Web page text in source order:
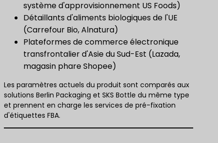
système d'approvisionnement US Foods)
Détaillants d'aliments biologiques de l'UE
(Carrefour Bio, Alnatura)
Plateformes de commerce électronique
transfrontalier d'Asie du Sud-Est (Lazada,
magasin phare Shopee)
Les paramètres actuels du produit sont comparés aux
solutions Berlin Packaging et SKS Bottle du même type
et prennent en charge les services de pré-fixation
d'étiquettes FBA.